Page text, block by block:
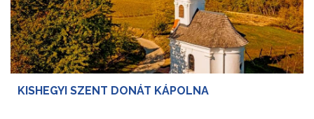
KISHEGYI SZENT DONÁT KÁPOLNA